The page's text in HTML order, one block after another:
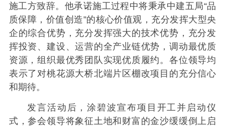
施工方致辞。他承诺施工过程中将秉承中建五局“品
质保障，价值创造”的核心价值观，充分发挥大型央
企的综合优势，充分发挥强大的技术优势，充分发
挥投资、建设、运营的全产业链优势，调动最优质
资源，组织最优秀团队实现优质履约。各位领导均
表示了对桃花源大桥北端片区棚改项目的充分信心
和期待。
发言活动后，涂碧波宣布项目开工并启动仪
式，参会领导将象征土地和财富的金沙缓缓倒上启